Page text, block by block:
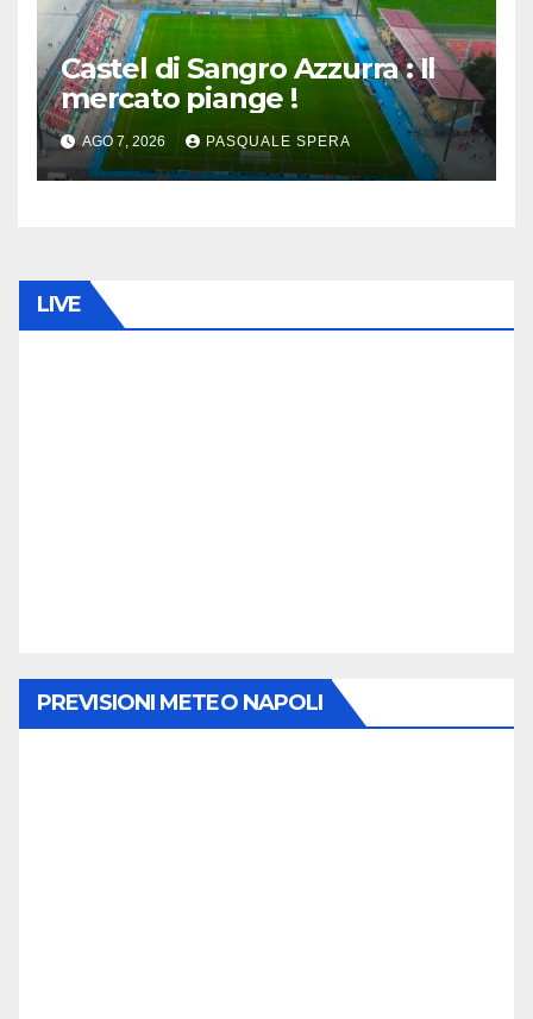
Castel di Sangro Azzurra : Il
mercato piange !
AGO 7, 2026 PASQUALE SPERA
LIVE
PREVISIONI METEO NAPOLI